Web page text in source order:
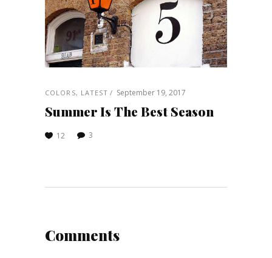
COLORS, LATEST September 19, 2017
Summer Is The Best Season
12 3
Comments